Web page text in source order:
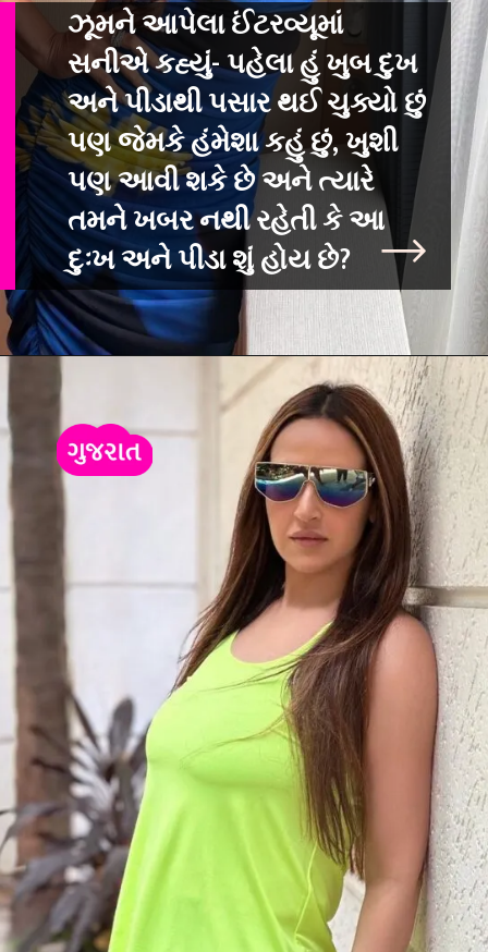
ઝૂમને આપેલા ઈંટરવ્યૂમાં
સનીએ કહ્યું- પહેલા હું ખુબ દુખ
અને પીડાથી પસાર થઈ ચુક્યો છું
પણ જેમકે હંમેશા કહું છું, ખુશી
પણ આવી શકે છે અને ત્યારે
તમને ખબર નથી રહેતી કે આ
દુઃખ અને પીડા શું હોય છે?